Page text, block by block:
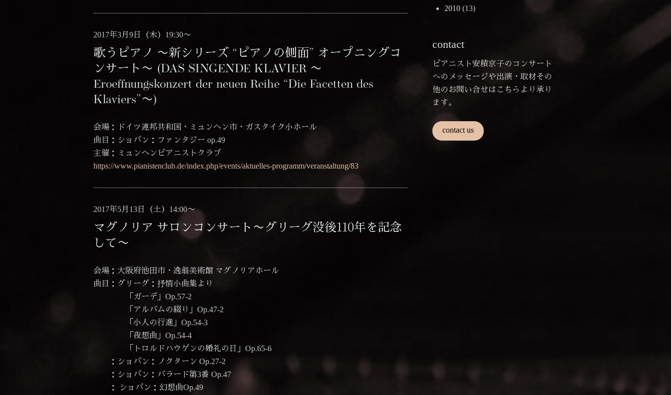
2017年3月9日（木）19:30〜
歌うピアノ 〜新シリーズ “ピアノの側面” オープニングコ
ンサート〜 (DAS SINGENDE KLAVIER 〜
Eroeffnungskonzert der neuen Reihe “Die Facetten des
Klaviers”〜)
会場：ドイツ連邦共和国・ミュンヘン市・ガスタイク小ホール
曲目：ショパン：ファンタジー op.49
主催：ミュンヘンピアニストクラブ
https://www.pianistenclub.de/index.php/events/aktuelles-programm/veranstaltung/83
2017年5月13日（土）14:00〜
マグノリア サロンコンサート〜グリーグ没後110年を記念
して〜
会場：大阪府池田市・逸翁美術館 マグノリアホール
曲目：グリーグ：抒情小曲集より
「ガーデ」Op.57-2
「アルバムの綴り」Op.47-2
「小人の行進」Op.54-3
「夜想曲」Op.54-4
「トロルドハウゲンの婚礼の日」Op.65-6
：ショパン：ノクターン Op.27-2
：ショパン：バラード第3番 Op.47
： ショパン：幻想曲Op.49
2010 (13)
contact
ピアニスト安積京子のコンサート
へのメッセージや出演・取材その
他のお問い合せはこちらより承り
ます。
contact us